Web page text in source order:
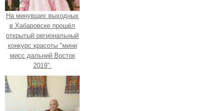
На минувших выходных
в Хабаровске прошёл
открытый региональный
конкурс красоты "мини
мисс дальний Восток
2019".